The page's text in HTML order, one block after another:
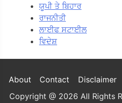
ਯੂਪੀ ਤੇ ਬਿਹਾਰ
ਰਾਜਨੀਤੀ
ਲਾਈਫ ਸਟਾਈਲ
ਵਿਦੇਸ਼
About Contact Disclaimer
Copyright @ 2026 All Rights